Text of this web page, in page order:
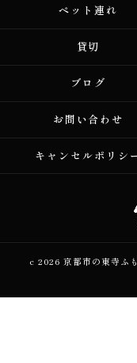
ペット連れ
貸切
ブログ
お問い合わせ
キャンセルポリシ
c 2026 京都市の東寺ふ